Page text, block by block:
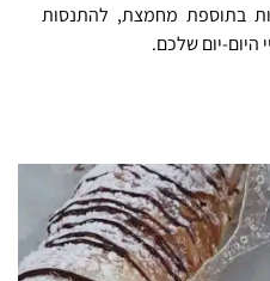
בתוספת מחמצת, להתנסות
היום-יום שלכם.